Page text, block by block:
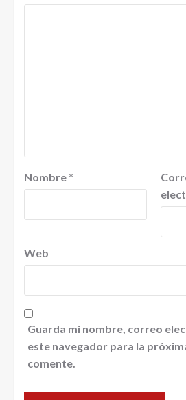
Nombre *
Web
Guarda mi nombre, correo
este navegador para la
comente.